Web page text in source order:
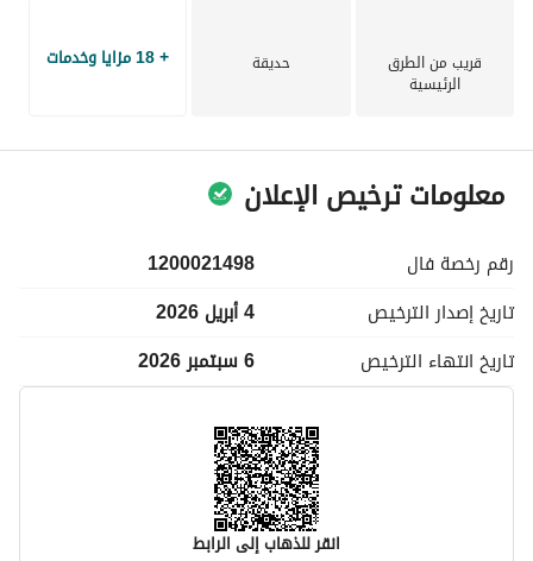
قريب من الطرق
الرئيسية
حديقة + 18 مزايا وخدمات
معلومات ترخيص الإعلان
رقم رخصة فال
1200021498
تاريخ إصدار الترخيص
4 أبريل 2026
تاريخ انتهاء الترخيص 6 سبتمبر 2026
انقر للذهاب إلى الرابط